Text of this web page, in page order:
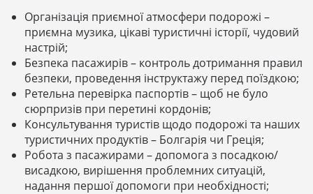
Організація приємної атмосфери подорожі –
приємна музика, цікаві туристичні історії, чудовий
настрій;
Безпека пасажирів – контроль дотримання правил
безпеки, проведення інструктажу перед поїздкою;
Ретельна перевірка паспортів – щоб не було
сюрпризів при перетині кордонів;
Консультування туристів щодо подорожі та наших
туристичних продуктів – Болгарія чи Греція;
Робота з пасажирами – допомога з посадкою/
висадкою, вирішення проблемних ситуацій,
надання першої допомоги при необхідності;